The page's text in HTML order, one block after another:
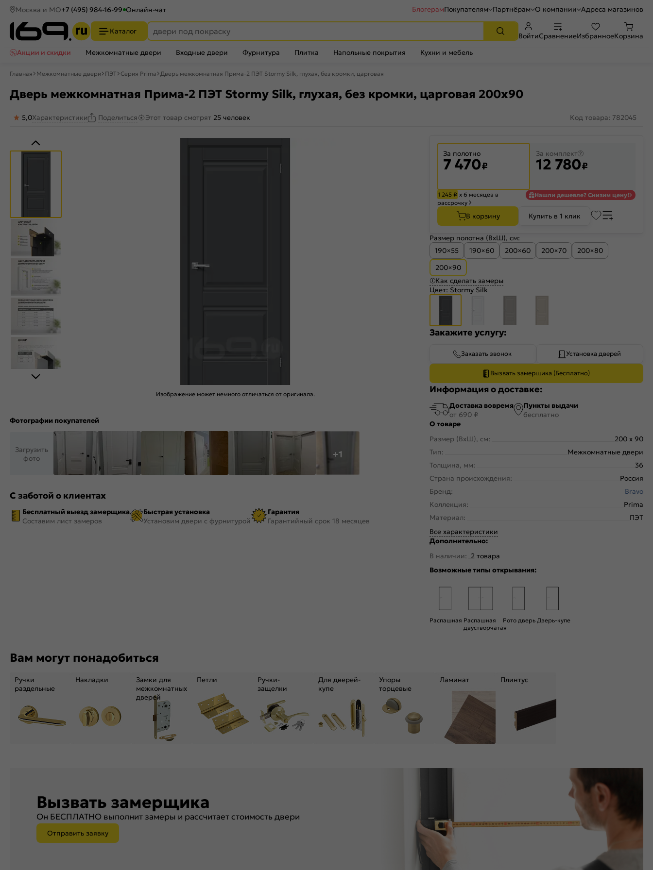
Москва и МО+7 (495) 984-16-99 Онлайн-чат БлогерамПокупателям Партнёрам О компании Адреса магазинов
Каталог
ВойтиСравнениеИзбранноеКорзина
Акции и скидки
Межкомнатные двери Входные двери Фурнитура Плитка Напольные покрытия Кухни и мебель
Главная Межкомнатные двери ПЭТ Серия Prima Дверь межкомнатная Прима-2 ПЭТ Stormy Silk, глухая, без кромки, царговая
Дверь межкомнатная Прима-2 ПЭТ Stormy Silk, глухая, без кромки, царговая 200x90
5,0Характеристики Поделиться Этот товар смотрят 25 человек Код товара: 782045
Изображение может немного отличаться от оригинала.
Фотографии покупателей
Загрузить
фото
+1
С заботой о клиентах
Бесплатный выезд замерщика
Составим лист замеров
Быстрая установка
Установим двери с фурнитурой
Гарантия
Гарантийный срок 18 месяцев
За полотно
7 470₽
За комплект
12 780₽
1 245 ₽ х 6 месяцев в
рассрочку
Нашли дешевле? Снизим цену!
В корзину Купить в 1 клик
Размер полотна (ВхШ), см:
190×55
190×60 200×60 200×70
200×80
200×90
Как сделать замеры
Цвет: Stormy Silk
Закажите услугу:
Заказать звонок Установка дверей
Вызвать замерщика (Бесплатно)
Информация о доставке:
Доставка вовремя
от 690 ₽
Пункты выдачи
бесплатно
О товаре
Размер (ВхШ), см:
200 x 90
Тип:
Межкомнатные двери
Толщина, мм:
36
Страна происхождения:
Россия
Бренд:
Bravo
Коллекция:
Prima
Материал:
ПЭТ
Все характеристики
Дополнительно:
В наличии: 2 товара
Возможные типы открывания:
Распашная Распашная
двустворчатая
Рото дверь Дверь-купе
Вам могут понадобиться
Ручки
раздельные
Накладки
Замки для
межкомнатных
дверей
Петли
Ручки-
защелки
Для дверей-
купе
Упоры
торцевые
Ламинат Плинтус
Вызвать замерщика
Он БЕСПЛАТНО выполнит замеры и рассчитает стоимость двери
Отправить заявку